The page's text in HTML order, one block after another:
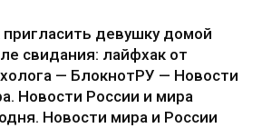
пригласить девушку домой
свидания: лайфхак от
— БлокнотРУ — Новости
Новости России и мира
Новости мира и России